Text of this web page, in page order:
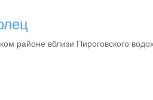
районе вблизи Пироговского